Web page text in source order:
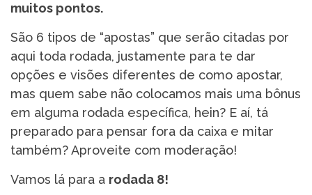
muitos pontos.
São 6 tipos de “apostas” que serão citadas por
aqui toda rodada, justamente para te dar
opções e visões diferentes de como apostar,
mas quem sabe não colocamos mais uma bônus
em alguma rodada específica, hein? E aí, tá
preparado para pensar fora da caixa e mitar
também? Aproveite com moderação!
Vamos lá para a rodada 8!